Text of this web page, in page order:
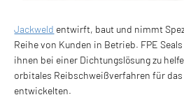
Jackweld entwirft, baut und nimmt
Reihe von Kunden in Betrieb. FPE
ihnen bei einer Dichtungslösung zu
orbitales Reibschweißverfahren für das
entwickelten.